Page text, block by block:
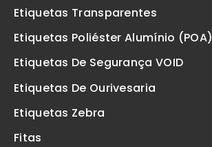
Etiquetas Transparentes
Etiquetas Poliéster Alumínio (POA)
Etiquetas De Segurança VOID
Etiquetas De Ourivesaria
Etiquetas Zebra
Fitas